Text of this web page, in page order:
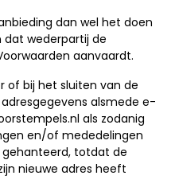
dan wel het doen
dat wederpartij de
aanvaardt.
of bij het sluiten van de
alsmede e-
als zodanig
en/of mededelingen
totdat de
nieuwe adres heeft